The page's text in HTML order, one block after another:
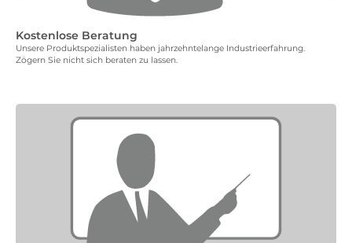
Kostenlose Beratung
Unsere Produktspezialisten haben jahrzehntelange Industrieerfahrung.
Zögern Sie nicht sich beraten zu lassen.